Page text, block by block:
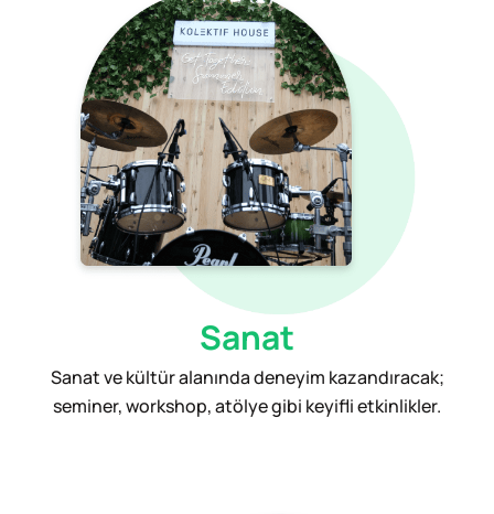
Sanat
Sanat ve kültür alanında deneyim kazandıracak;
seminer, workshop, atölye gibi keyifli etkinlikler.